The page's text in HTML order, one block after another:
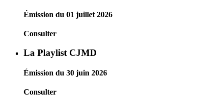
Émission du 01 juillet 2026
Consulter
La Playlist CJMD
Émission du 30 juin 2026
Consulter